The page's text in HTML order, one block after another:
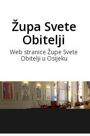
contentŽupa Svete
Obitelji
Web stranice Župe Svete
Obitelji u Osijeku